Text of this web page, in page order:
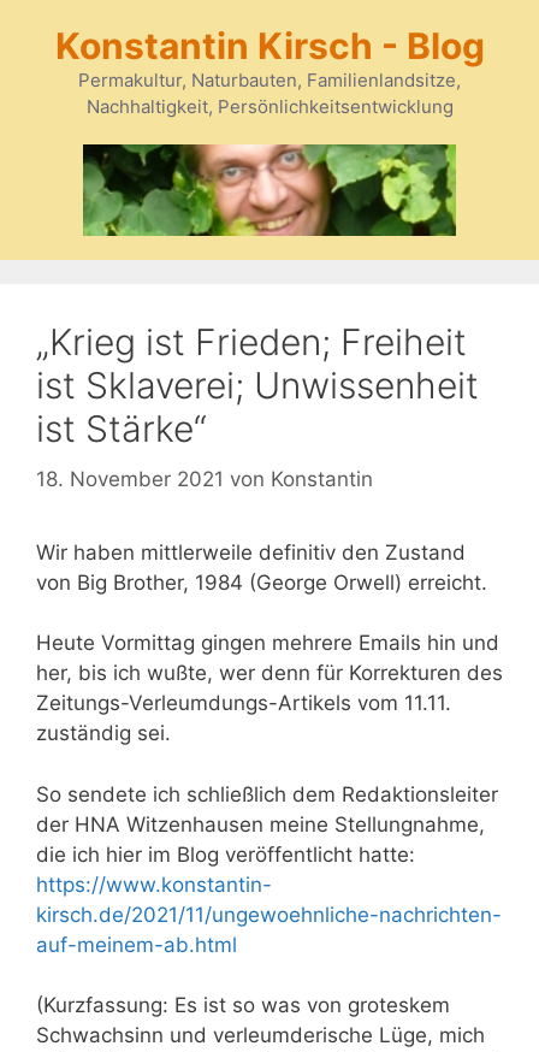
springen
Konstantin Kirsch - Blog
Permakultur, Naturbauten, Familienlandsitze,
Nachhaltigkeit, Persönlichkeitsentwicklung
„Krieg ist Frieden; Freiheit
ist Sklaverei; Unwissenheit
ist Stärke“
18. November 2021 von Konstantin
Wir haben mittlerweile definitiv den Zustand
von Big Brother, 1984 (George Orwell) erreicht.
Heute Vormittag gingen mehrere Emails hin und
her, bis ich wußte, wer denn für Korrekturen des
Zeitungs-Verleumdungs-Artikels vom 11.11.
zuständig sei.
So sendete ich schließlich dem Redaktionsleiter
der HNA Witzenhausen meine Stellungnahme,
die ich hier im Blog veröffentlicht hatte:
https://www.konstantin-
kirsch.de/2021/11/ungewoehnliche-nachrichten-
auf-meinem-ab.html
(Kurzfassung: Es ist so was von groteskem
Schwachsinn und verleumderische Lüge, mich